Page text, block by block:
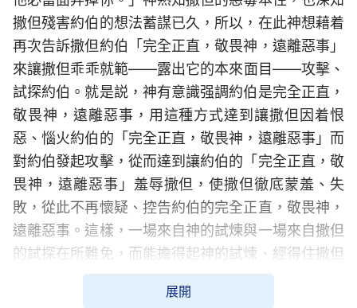
撒但殘害約伯的想法蓄謀已久，所以，在此神想藉着
再次告訴撒但約伯「完全正直，敬畏神，遠離惡事」
來讓撒但乖乖就範——露出它的本來面目——攻擊、
試探約伯。就是説，神有意識强調約伯是完全正直，
敬畏神，遠離惡事，用這種方式達到讓撒但因着恨
惡、惱火約伯的「完全正直，敬畏神，遠離惡事」而
對約伯發起攻擊，從而達到讓約伯的「完全正直，敬
畏神，遠離惡事」羞辱撒但，使撒但徹底蒙羞、失
敗，從此不再懷疑、控告約伯的完全正直，敬畏神，
遠離惡事。這樣，一場來自神的試煉與一場來自撒但
的試探在所難免，而能擔得起神的試煉、經得住撒但
試探的人選唯有約伯。在此對話之後，撒但便獲准去
試探約伯，這是撒但發起的第一輪攻擊。這次攻擊的
展開